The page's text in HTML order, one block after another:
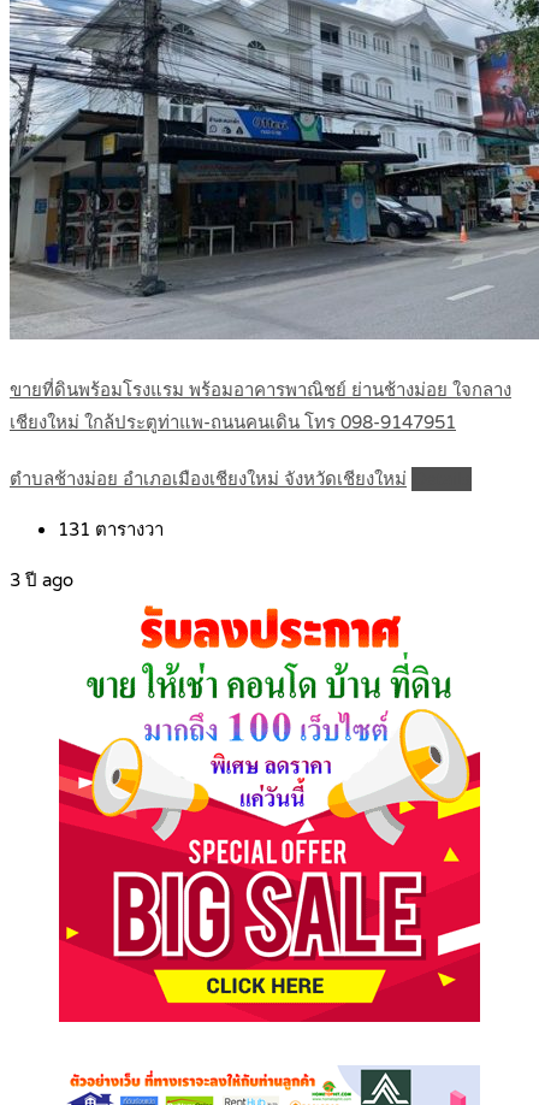
ขายที่ดินพร้อมโรงแรม พร้อมอาคารพาณิชย์ ย่านช้างม่อย ใจกลาง
เชียงใหม่ ใกล้ประตูท่าแพ-ถนนคนเดิน โทร 098-9147951
ตำบลช้างม่อย อำเภอเมืองเชียงใหม่ จังหวัดเชียงใหม่
131 ตารางวา
3 ปี ago